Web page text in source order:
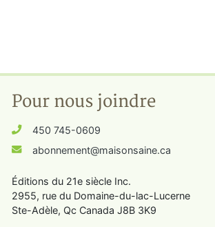
Pour nous joindre
450 745-0609
abonnement@maisonsaine.ca
Éditions du 21e siècle Inc.
2955, rue du Domaine-du-lac-Lucerne
Ste-Adèle, Qc Canada J8B 3K9